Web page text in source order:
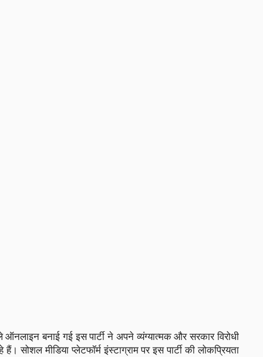
बनाई गई इस पार्टी ने अपने व्यंग्यात्मक और सरकार विरोधी
मीडिया प्लेटफॉर्म इंस्टाग्राम पर इस पार्टी की लोकप्रियता